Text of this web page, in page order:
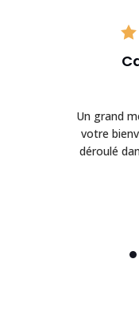
Un grand
votre
déroulé